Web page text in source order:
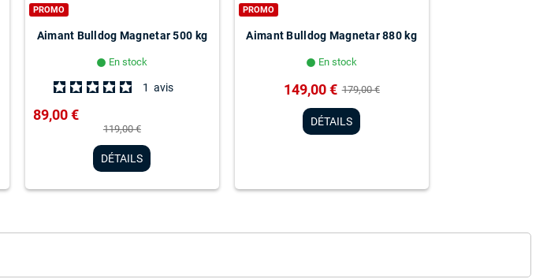
PROMO
Aimant Bulldog Magnetar 500 kg
lens En stock
1 avis
89,00 €
119,00 €
DÉTAILS
PROMO
Aimant Bulldog Magnetar 880 kg
lens En stock
149,00 € 179,00 €
DÉTAILS